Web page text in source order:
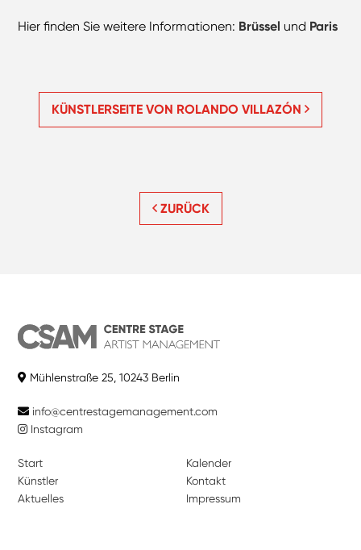
Hier finden Sie weitere Informationen: Brüssel und Paris
KÜNSTLERSEITE VON ROLANDO VILLAZÓN
ZURÜCK
Mühlenstraße 25, 10243 Berlin
info@centrestagemanagement.com
Instagram
Start
Künstler
Aktuelles
Kalender
Kontakt
Impressum